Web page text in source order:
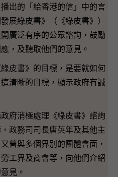
出的「給香港的信」中的言
展綠皮書》（《綠皮書》）
廣泛有序的公眾諮詢，鼓勵
，及聽取他們的意見。
書》的目標，是要就如何
清晰的目標，顯示政府有誠
消極處理《綠皮書》諮詢
政務司司長唐英年及其他主
曾與多個界別的團體會面，
工界及商會等，向他們介紹
見。